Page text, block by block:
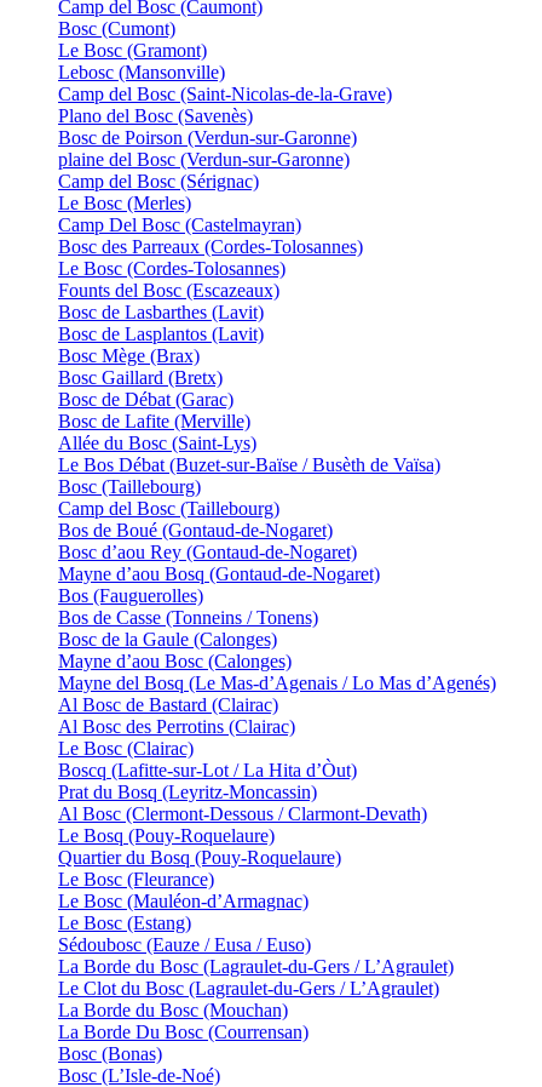
Camp del Bosc (Caumont)
Bosc (Cumont)
Le Bosc (Gramont)
Lebosc (Mansonville)
Camp del Bosc (Saint-Nicolas-de-la-Grave)
Plano del Bosc (Savenès)
Bosc de Poirson (Verdun-sur-Garonne)
plaine del Bosc (Verdun-sur-Garonne)
Camp del Bosc (Sérignac)
Le Bosc (Merles)
Camp Del Bosc (Castelmayran)
Bosc des Parreaux (Cordes-Tolosannes)
Le Bosc (Cordes-Tolosannes)
Founts del Bosc (Escazeaux)
Bosc de Lasbarthes (Lavit)
Bosc de Lasplantos (Lavit)
Bosc Mège (Brax)
Bosc Gaillard (Bretx)
Bosc de Débat (Garac)
Bosc de Lafite (Merville)
Allée du Bosc (Saint-Lys)
Le Bos Débat (Buzet-sur-Baïse / Busèth de Vaïsa)
Bosc (Taillebourg)
Camp del Bosc (Taillebourg)
Bos de Boué (Gontaud-de-Nogaret)
Bosc d’aou Rey (Gontaud-de-Nogaret)
Mayne d’aou Bosq (Gontaud-de-Nogaret)
Bos (Fauguerolles)
Bos de Casse (Tonneins / Tonens)
Bosc de la Gaule (Calonges)
Mayne d’aou Bosc (Calonges)
Mayne del Bosq (Le Mas-d’Agenais / Lo Mas d’Agenés)
Al Bosc de Bastard (Clairac)
Al Bosc des Perrotins (Clairac)
Le Bosc (Clairac)
Boscq (Lafitte-sur-Lot / La Hita d’Òut)
Prat du Bosq (Leyritz-Moncassin)
Al Bosc (Clermont-Dessous / Clarmont-Devath)
Le Bosq (Pouy-Roquelaure)
Quartier du Bosq (Pouy-Roquelaure)
Le Bosc (Fleurance)
Le Bosc (Mauléon-d’Armagnac)
Le Bosc (Estang)
Sédoubosc (Eauze / Eusa / Euso)
La Borde du Bosc (Lagraulet-du-Gers / L’Agraulet)
Le Clot du Bosc (Lagraulet-du-Gers / L’Agraulet)
La Borde du Bosc (Mouchan)
La Borde Du Bosc (Courrensan)
Bosc (Bonas)
Bosc (L’Isle-de-Noé)